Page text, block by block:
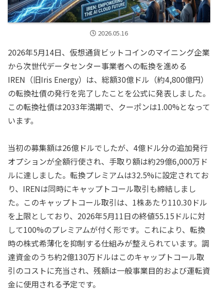
2026.05.16
2026年5月14日、仮想通貨ビットコインのマイニング企業
から次世代データセンター事業者への転換を進める
IREN（旧Iris Energy）は、総額30億ドル（約4,800億円）
の転換社債の発行を完了したことを公式に発表しました。
この転換社債は2033年満期で、クーポンは1.00%となって
います。
当初の募集額は26億ドルでしたが、4億ドル分の追加発行
オプションが全額行使され、手取り額は約29億6,000万ド
ルに達しました。転換プレミアムは32.5%に設定されてお
り、IRENは同時にキャップトコール取引も締結しまし
た。このキャップトコール取引は、1株あたり110.30ドル
を上限としており、2026年5月11日の終値55.15ドルに対
して100%のプレミアムが付く形です。これにより、転換
時の株式希薄化を抑制する仕組みが整えられています。調
達資金のうち約2億130万ドルはこのキャップトコール取
引のコストに充当され、残額は一般事業目的および運転資
金に使用される予定です。